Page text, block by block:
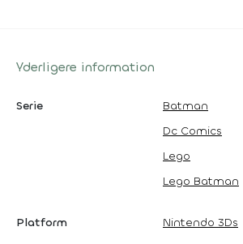
Yderligere information
Serie
Batman
Dc Comics
Lego
Lego Batman
Platform Nintendo 3Ds